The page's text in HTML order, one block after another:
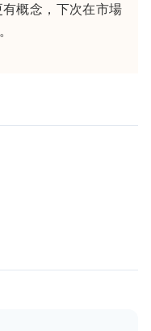
概念，下次在市場